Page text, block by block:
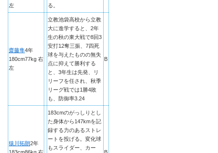
左
る。
齋藤隼4年
180cm77kg 右
左
立教池袋高校から立教
大に進学すると、2年
生の秋の東大戦で8回3
安打12奪三振、7四死
球を与えたものの無失
点に抑えて勝利する
と、3年生は先発、リ
リーフを任され、秋季
リーグ戦では1勝4敗
も、防御率3.24
B
猿川拓朗2年
183cmのがっしりとし
た身体から147kmを記
録する力のあるストレ
ートを投げる。変化球
もスライダー、カー